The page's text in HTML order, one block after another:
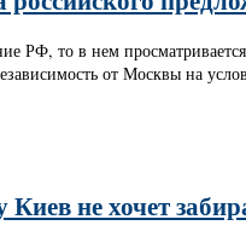
РФ, то в нем
от Москвы на
не хочет